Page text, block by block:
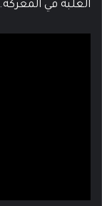
الغلبة في المعركة.